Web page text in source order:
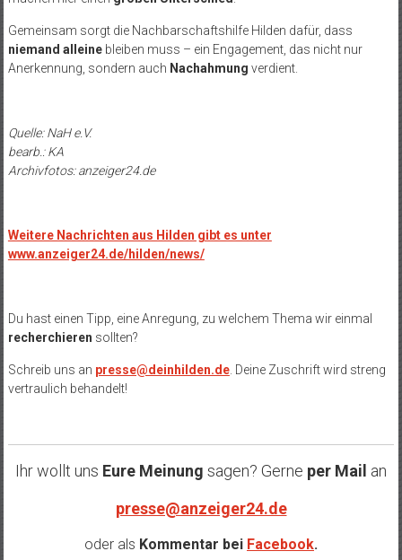
Gemeinsam sorgt die Nachbarschaftshilfe Hilden dafür, dass
niemand alleinebleiben muss – ein Engagement, das nicht nur
Anerkennung, sondern auch Nachahmung verdient.
Quelle: NaH e.V.
bearb.: KA
Archivfotos: anzeiger24.de
Weitere Nachrichten aus Hilden gibt es unter
www.anzeiger24.de/hilden/news/
Du hast einen Tipp, eine Anregung, zu welchem Thema wir einmal
recherchieren sollten?
Schreib uns an presse@deinhilden.de. Deine Zuschrift wird streng
vertraulich behandelt!
Ihr wollt uns Eure Meinung sagen? Gerne per Mail an
presse@anzeiger24.de
oder als Kommentar bei Facebook.